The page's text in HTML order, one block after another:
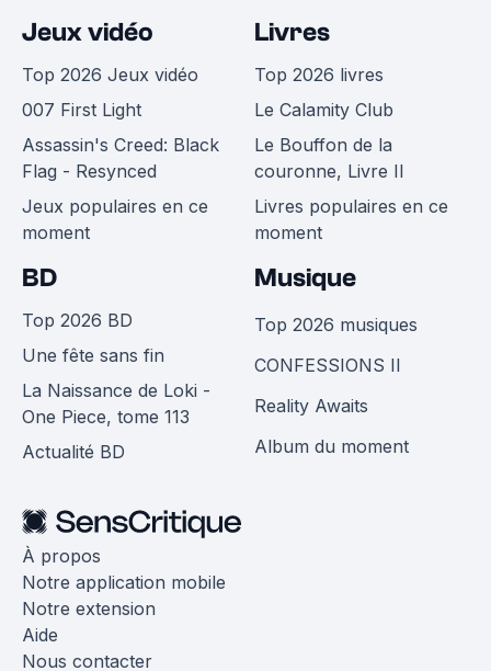
Jeux vidéo
Top 2026 Jeux vidéo
007 First Light
Assassin's Creed: Black
Flag - Resynced
Jeux populaires en ce
moment
Livres
Top 2026 livres
Le Calamity Club
Le Bouffon de la
couronne, Livre II
Livres populaires en ce
moment
BD
Top 2026 BD
Une fête sans fin
La Naissance de Loki -
One Piece, tome 113
Actualité BD
Musique
Top 2026 musiques
CONFESSIONS II
Reality Awaits
Album du moment
À propos
Notre application mobile
Notre extension
Aide
Nous contacter